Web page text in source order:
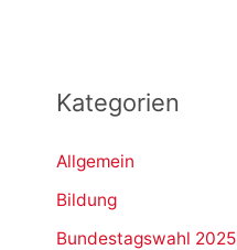
Kategorien
Allgemein
Bildung
Bundestagswahl 2025